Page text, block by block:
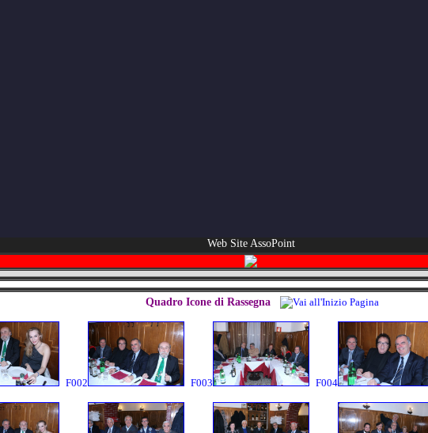
Web Site AssoPoint
Quadro Icone di Rassegna
F002 F003 F004